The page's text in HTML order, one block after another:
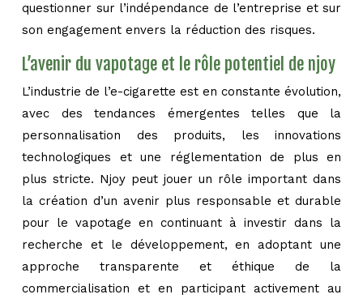
questionner sur l’indépendance de l’entreprise et sur
son engagement envers la réduction des risques.
L’avenir du vapotage et le rôle potentiel de njoy
L’industrie de l’e-cigarette est en constante évolution,
avec des tendances émergentes telles que la
personnalisation des produits, les innovations
technologiques et une réglementation de plus en
plus stricte. Njoy peut jouer un rôle important dans
la création d’un avenir plus responsable et durable
pour le vapotage en continuant à investir dans la
recherche et le développement, en adoptant une
approche transparente et éthique de la
commercialisation et en participant activement au